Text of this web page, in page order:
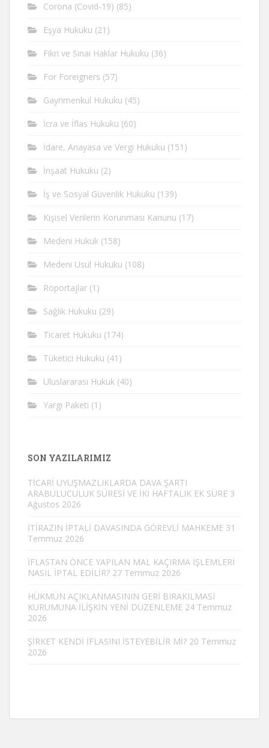
Corona (Covid-19) (85)
Eşya Hukuku (21)
Fikri ve Sinai Haklar Hukuku (36)
For Foreigners (57)
Gayrimenkul Hukuku (45)
İcra ve İflas Hukuku (60)
İdare, Anayasa ve Vergi Hukuku (151)
İnşaat Hukuku (2)
İş ve Sosyal Güvenlik Hukuku (139)
Kişisel Verilerin Korunması Kanunu (17)
Medeni Hukuk (158)
Medeni Usul Hukuku (108)
Röportajlar (1)
Sağlık Hukuku (29)
Ticaret Hukuku (174)
Tüketici Hukuku (41)
Uluslararası Hukuk (40)
Yargı Paketi (1)
SON YAZILARIMIZ
TİCARİ UYUŞMAZLIKLARDA DAVA ŞARTI
ARABULUCULUK SÜRESİ VE İKİ HAFTALIK EK SÜRE 3
Ağustos 2026
İTİRAZIN İPTALİ DAVASINDA GÖREVLİ MAHKEME 31
Temmuz 2026
İFLASTAN ÖNCE YAPILAN MAL KAÇIRMA İŞLEMLERİ
NASIL İPTAL EDİLİR? 27 Temmuz 2026
HÜKMÜN AÇIKLANMASININ GERİ BIRAKILMASI
KURUMUNA İLİŞKİN YENİ DÜZENLEME 24 Temmuz
2026
ŞİRKET KENDİ İFLASINI İSTEYEBİLİR Mİ? 20 Temmuz
2026